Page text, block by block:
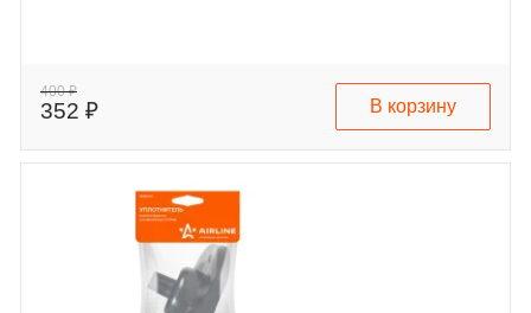
400 ₽
352 ₽ В корзину